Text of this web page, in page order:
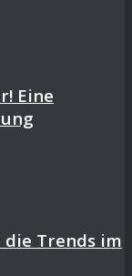
Eine
die Trends im